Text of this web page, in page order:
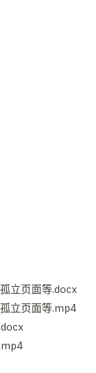
立页面等.docx
立页面等.mp4